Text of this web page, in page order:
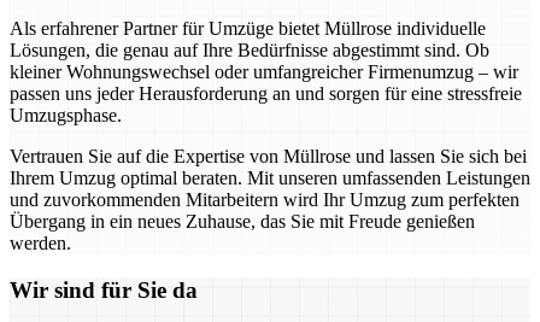
Als erfahrener Partner für Umzüge bietet Müllrose individuelle
Lösungen, die genau auf Ihre Bedürfnisse abgestimmt sind. Ob
kleiner Wohnungswechsel oder umfangreicher Firmenumzug – wir
passen uns jeder Herausforderung an und sorgen für eine stressfreie
Umzugsphase.
Vertrauen Sie auf die Expertise von Müllrose und lassen Sie sich bei
Ihrem Umzug optimal beraten. Mit unseren umfassenden Leistungen
und zuvorkommenden Mitarbeitern wird Ihr Umzug zum perfekten
Übergang in ein neues Zuhause, das Sie mit Freude genießen
werden.
Wir sind für Sie da